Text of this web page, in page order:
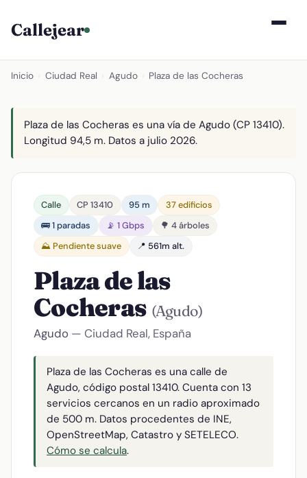
Callejear
Inicio Ciudad Real Agudo Plaza de las Cocheras
Plaza de las Cocheras es una vía de Agudo (CP 13410).
Longitud 94,5 m. Datos a julio 2026.
Calle CP 13410 95 m
37 edificios
🚌 1 paradas
📡 1 Gbps
🌳 4 árboles
⛰️ Pendiente suave
📍 561m alt.
Plaza de las
Cocheras (Agudo)
Agudo — Ciudad Real, España
Plaza de las Cocheras es una calle de
Agudo, código postal 13410. Cuenta con 13
servicios cercanos en un radio aproximado
de 500 m. Datos procedentes de INE,
OpenStreetMap, Catastro y SETELECO.
Cómo se calcula.